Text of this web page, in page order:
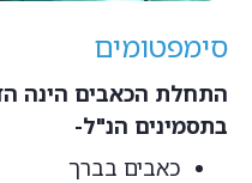
סימפטומים
התחלת הכאבים הינה
בתסמינים הנ"ל-
כאבים בברך